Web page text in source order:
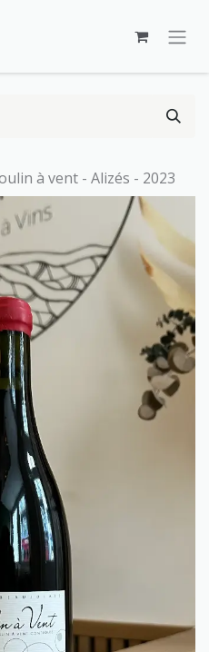
à vent - Alizés - 2023